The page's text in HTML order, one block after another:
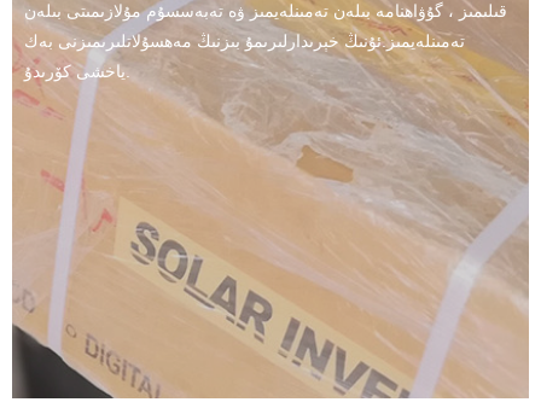
قىلىمىز ، گۇۋاھنامە بىلەن تەمىنلەيمىز ۋە تەبەسسۇم مۇلازىمىتى بىلەن
تەمىنلەيمىز.ئۇنىڭ خېرىدارلىرىمۇ بىزنىڭ مەھسۇلاتلىرىمىزنى بەك
ياخشى كۆرىدۇ.